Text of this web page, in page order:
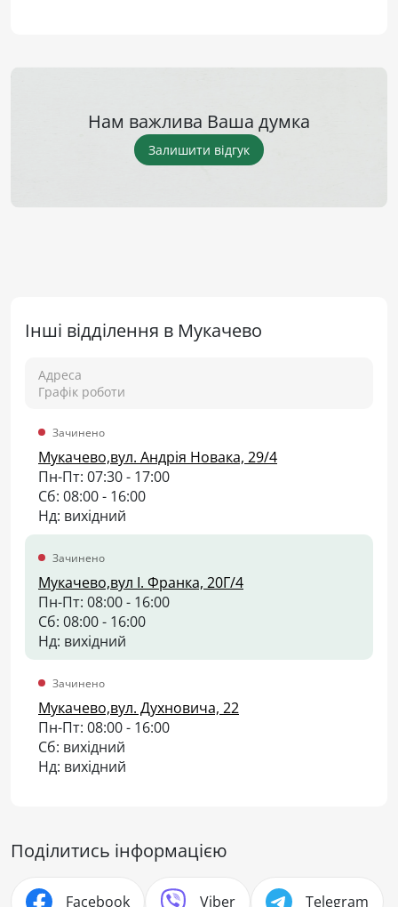
Нам важлива Ваша думка
Залишити відгук
Інші відділення в Мукачево
Адреса
Графік роботи
Зачинено
Мукачево,вул. Андрія Новака, 29/4
Пн-Пт: 07:30 - 17:00
Сб: 08:00 - 16:00
Нд: вихідний
Зачинено
Мукачево,вул І. Франка, 20Г/4
Пн-Пт: 08:00 - 16:00
Сб: 08:00 - 16:00
Нд: вихідний
Зачинено
Мукачево,вул. Духновича, 22
Пн-Пт: 08:00 - 16:00
Сб: вихідний
Нд: вихідний
Поділитись інформацією
Facebook Viber Telegram